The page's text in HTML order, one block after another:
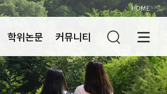
HOME
학위논문
졸업자격시험
학위청구논문
커뮤니티
공지사항
행정서식
공지사항
행정서식